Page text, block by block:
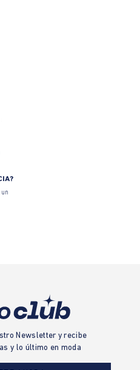
Newsletter y recibe
y lo último en moda